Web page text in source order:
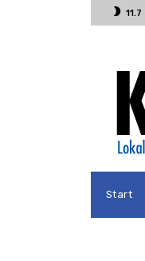
11.7
Start